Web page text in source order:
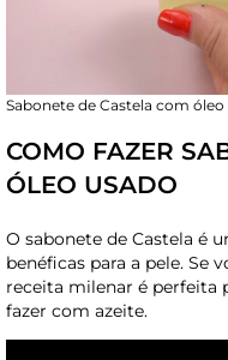
Sabonete de Castela com óleo
COMO FAZER
ÓLEO USADO
O sabonete de Castela é
benéficas para a pele. Se
receita milenar é perfeita
fazer com azeite.